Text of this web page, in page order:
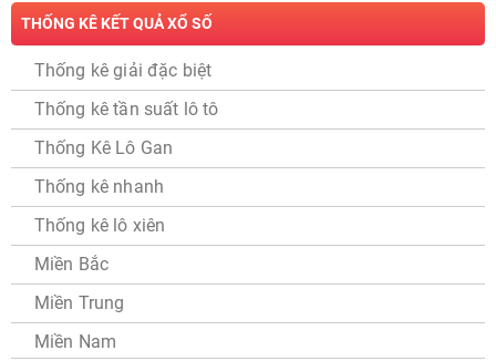
THỐNG KÊ KẾT QUẢ XỔ SỐ
Thống kê giải đặc biệt
Thống kê tần suất lô tô
Thống Kê Lô Gan
Thống kê nhanh
Thống kê lô xiên
Miền Bắc
Miền Trung
Miền Nam